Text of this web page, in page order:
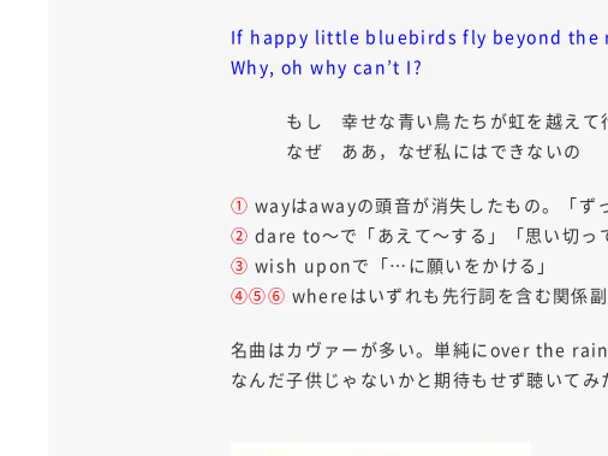
If happy little bluebirds fly beyond the
Why, oh why can’t I?
もし 幸せな青い鳥たちが虹を越えて
なぜ ああ，なぜ私にはできないの
① wayはawayの頭音が消失したもの。「ず
② dare to～で「あえて～する」「思い切っ
③ wish uponで「…に願いをかける」
④⑤⑥ whereはいずれも先行詞を含む関係
名曲はカヴァーが多い。単純にover the
なんだ子供じゃないかと期待もせず聴いて